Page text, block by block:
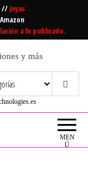
// Joyas
a lo publicado.
y más
MEN
Ú